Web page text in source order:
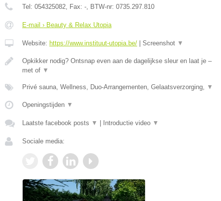
Tel: 054325082, Fax: -, BTW-nr: 0735.297.810
E-mail › Beauty & Relax Utopia
Website: https://www.instituut-utopia.be/ Screenshot ▼
Opkikker nodig? Ontsnap even aan de dagelijkse sleur en laat je –
met of ▼
Privé sauna, Wellness, Duo-Arrangementen, Gelaatsverzorging, ▼
Openingstijden ▼
Laatste facebook posts ▼ Introductie video ▼
Sociale media: